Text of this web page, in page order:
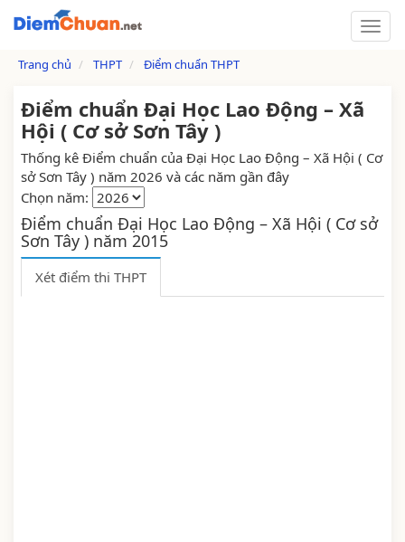
Trang chủ THPT Điểm chuẩn THPT
Điểm chuẩn Đại Học Lao Động – Xã
Hội ( Cơ sở Sơn Tây )
Thống kê Điểm chuẩn của Đại Học Lao Động – Xã Hội ( Cơ
sở Sơn Tây ) năm 2026 và các năm gần đây
Chọn năm:
Điểm chuẩn Đại Học Lao Động – Xã Hội ( Cơ sở
Sơn Tây ) năm 2015
Xét điểm thi THPT